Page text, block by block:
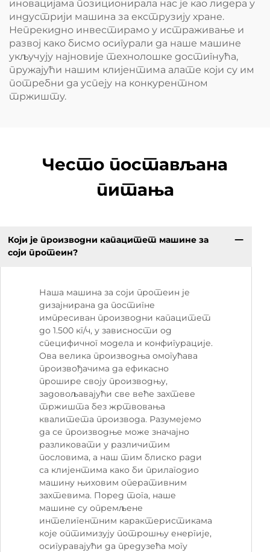
иновацијама позиционирала нас је као лидера у
индустрији машина за екструзију хране.
Непрекидно инвестирамо у истраживање и
развој како бисмо осигурали да наше машине
укључују најновије технолошке достигнућа,
пружајући нашим клијентима алате који су им
потребни да успеју на конкурентном
тржишту.
Често постављана
питања
Који је производни капацитет машине за
соји протеин?
Наша машина за соји протеин је
дизајнирана да постигне
импресиван производни капацитет
до 1.500 кг/ч, у зависности од
специфичног модела и конфигурације.
Ова велика производња омогућава
произвођачима да ефикасно
прошире своју производњу,
задовољавајући све веће захтеве
тржишта без жртвовања
квалитета производа. Разумејемо
да се производње може значајно
разликовати у различитим
пословима, а наш тим блиско ради
са клијентима како би прилагодио
машину њиховим оперативним
захтевима. Поред тога, наше
машине су опремљене
интелигентним карактеристикама
које оптимизују потрошњу енергије,
осигуравајући да предузећа могу